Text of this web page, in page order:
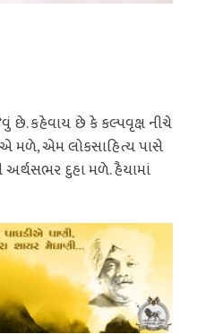
છે. કહેવાય છે કે કલ્પવૃક્ષ નીચે
મળે, એમ લોકસાહિત્ય પાસે
દુહા મળે. હૈયામાં